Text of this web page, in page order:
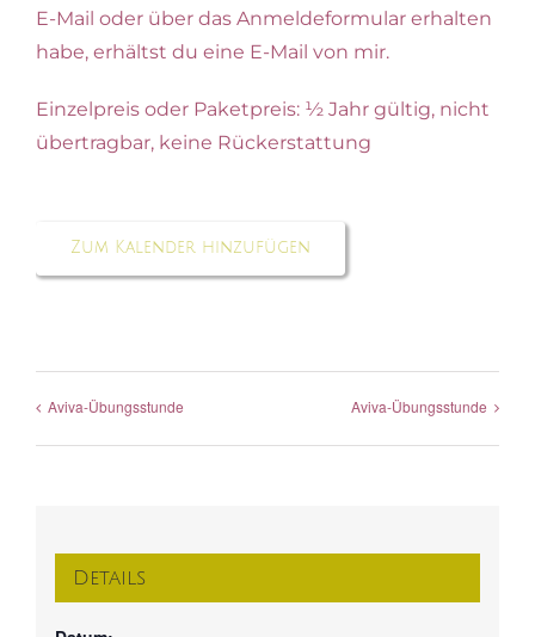
E-Mail oder über das Anmeldeformular erhalten
habe, erhältst du eine E-Mail von mir.
Einzelpreis oder Paketpreis: ½ Jahr gültig, nicht
übertragbar, keine Rückerstattung
Zum Kalender hinzufügen
Aviva-Übungsstunde Aviva-Übungsstunde
Details